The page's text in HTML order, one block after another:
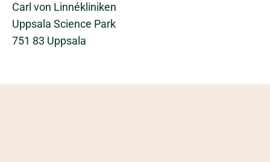
Carl von Linnékliniken
Uppsala Science Park
751 83 Uppsala